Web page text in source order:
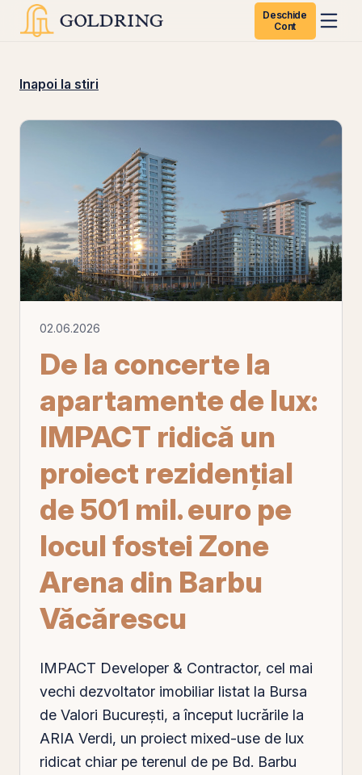
Deschide
Cont
Inapoi la stiri
02.06.2026
De la concerte la
apartamente de lux:
IMPACT ridică un
proiect rezidenţial
de 501 mil. euro pe
locul fostei Zone
Arena din Barbu
Văcărescu
IMPACT Developer & Contractor, cel mai
vechi dezvoltator imobiliar listat la Bursa
de Valori Bucureşti, a început lucrările la
ARIA Verdi, un proiect mixed-use de lux
ridicat chiar pe terenul de pe Bd. Barbu